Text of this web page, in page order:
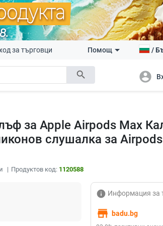
search
за търговци Помощ /
account_circle
за Apple Airpods Max
слушалка за
Продуктов код: 1120588
info Информация за
store badu.bg